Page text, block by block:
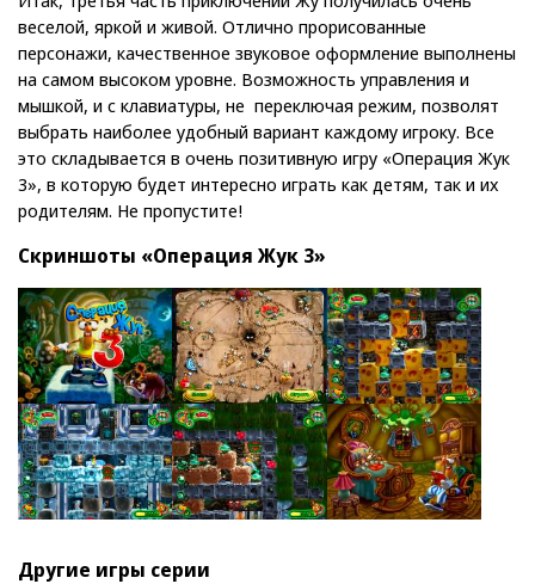
веселой, яркой и живой. Отлично прорисованные
персонажи, качественное звуковое оформление выполнены
на самом высоком уровне. Возможность управления и
мышкой, и с клавиатуры, не переключая режим, позволят
выбрать наиболее удобный вариант каждому игроку. Все
это складывается в очень позитивную игру «Операция Жук
3», в которую будет интересно играть как детям, так и их
родителям. Не пропустите!
Скриншоты «Операция Жук 3»
Другие игры серии